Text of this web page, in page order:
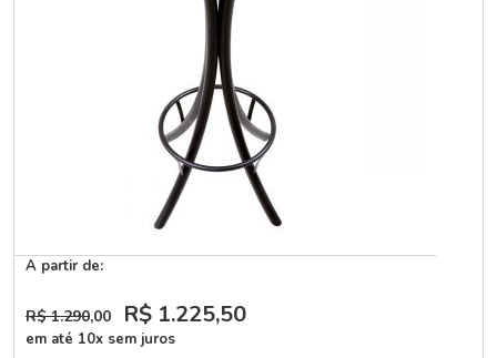
A partir de:
R$ 1.290,00 R$ 1.225,50
em até 10x sem juros